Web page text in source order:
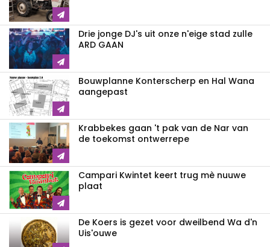
Drie jonge DJ's uit onze n'eige stad zulle
ARD GAAN
Bouwplanne Konterscherp en Hal Wana
aangepast
Krabbekes gaan 't pak van de Nar van
de toekomst ontwerrepe
Campari Kwintet keert trug mè nuuwe
plaat
De Koers is gezet voor dweilbend Wa d'n
Uis'ouwe